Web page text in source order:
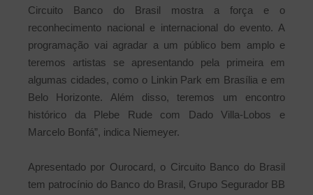
Circuito Banco do Brasil mostra a força e o
reconhecimento nacional e internacional do evento. A
programação vai agradar a um público bem amplo e
teremos artistas se apresentando pela primeira em
algumas cidades, como o Linkin Park em Brasília e em
Belo Horizonte. Além disso, teremos um encontro
histórico da Plebe Rude com Dado Villa-Lobos e
Marcelo Bonfá”, indica Niemeyer.
Apresentado por Ourocard, o Circuito Banco do Brasil
tem patrocínio do Banco do Brasil, Grupo Segurador BB